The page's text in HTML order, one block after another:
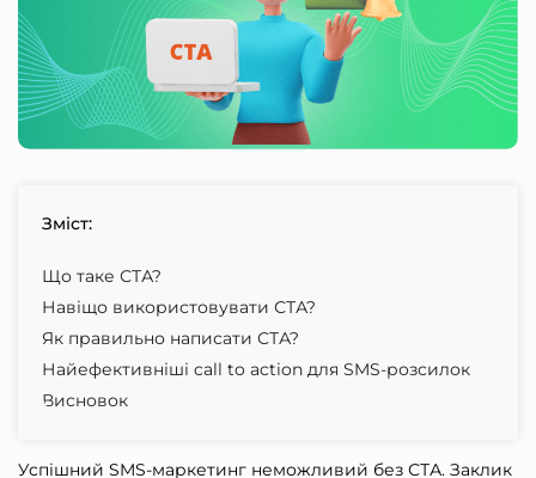
Зміст:
Що таке СТА?
Навіщо використовувати СТА?
Як правильно написати СТА?
Найефективніші call to action для SMS-розсилок
Висновок
Успішний SMS-маркетинг неможливий без СТА. Заклик